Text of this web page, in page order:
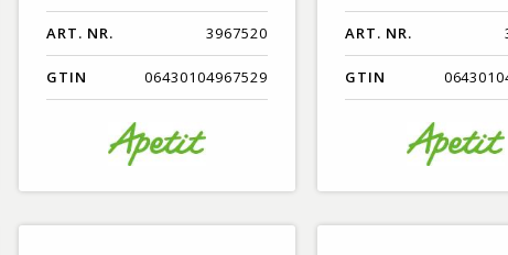
ART. NR. 3967520
GTIN 06430104967529
ART. NR.
GTIN